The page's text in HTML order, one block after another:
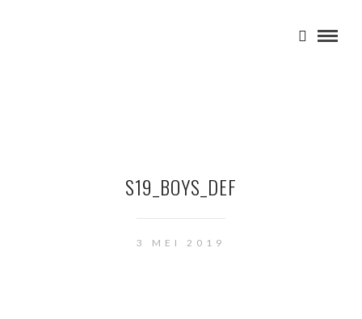
S19_BOYS_DEF
3 MEI 2019